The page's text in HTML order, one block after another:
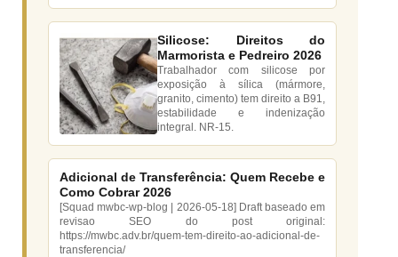
Silicose: Direitos do
Marmorista e Pedreiro 2026
Trabalhador com silicose por
exposição à sílica (mármore,
granito, cimento) tem direito a B91,
estabilidade e indenização
integral. NR-15.
Adicional de Transferência: Quem Recebe e
Como Cobrar 2026
[Squad mwbc-wp-blog | 2026-05-18] Draft baseado em
revisao SEO do post original:
https://mwbc.adv.br/quem-tem-direito-ao-adicional-de-
transferencia/